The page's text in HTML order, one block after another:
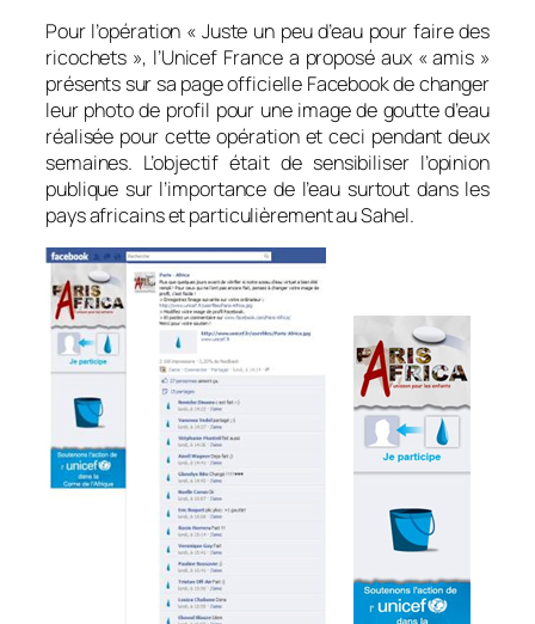
Pour l’opération « Juste un peu d’eau pour faire des
ricochets », l’Unicef France a proposé aux « amis »
présents sur sa page officielle Facebookde changer
leur photo de profil pour une image de goutte d’eau
réalisée pour cette opération et ceci pendant deux
semaines. L’objectif était de sensibiliser l’opinion
publique sur l’importance de l’eau surtout dans les
pays africains et particulièrement au Sahel.